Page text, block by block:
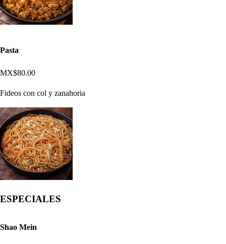
Pasta
MX$80.00
Fideos con col y zanahoria
ESPECIALES
Shao Mein